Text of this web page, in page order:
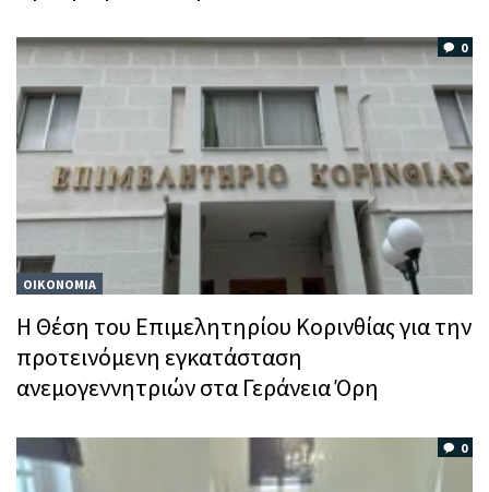
0
ΟΙΚΟΝΟΜΙΑ
Η Θέση του Επιμελητηρίου Κορινθίας για την
προτεινόμενη εγκατάσταση
ανεμογεννητριών στα Γεράνεια Όρη
0